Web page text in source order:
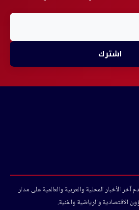
اشترك
الأخبار المحلية والعربية والعالمية على مدار
الاقتصادية والرياضية والفنية.